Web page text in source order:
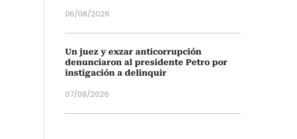
06/08/2026
Un juez y exzar anticorrupción
denunciaron al presidente Petro por
instigación a delinquir
07/08/2026